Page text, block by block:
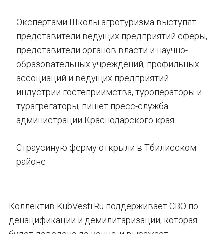
Экспертами Школы агротуризма выступят
представители ведущих предприятий сферы,
представители органов власти и научно-
образовательных учреждений, профильных
ассоциаций и ведущих предприятий
индустрии гостеприимства, туроператоры и
турагрегаторы, пишет пресс-служба
администрации Краснодарского края.
Страусиную ферму открыли в Тбилисском
районе
Коллектив KubVesti.Ru поддерживает СВО по
денацификации и демилитаризации, которая